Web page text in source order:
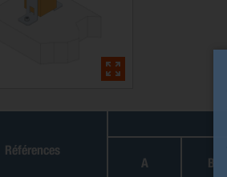
Références
A
B